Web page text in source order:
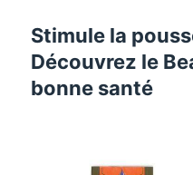
Stimule la
Découvrez le
bonne santé